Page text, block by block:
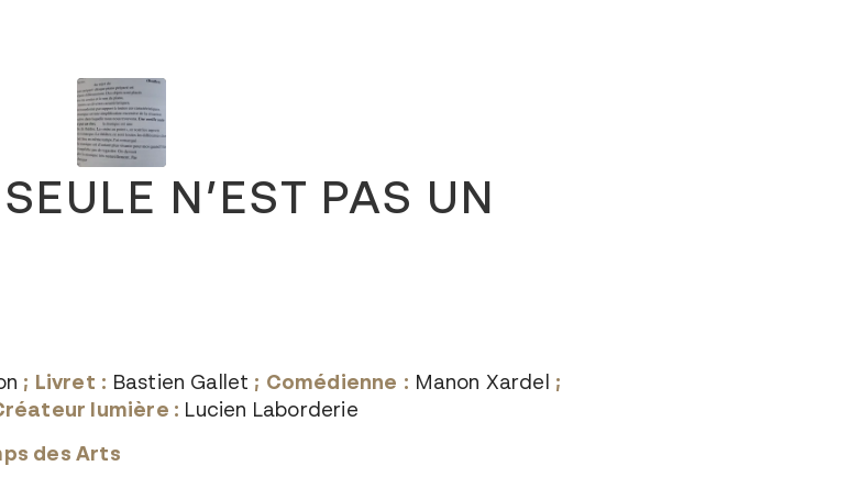
N’EST PAS UN
; Livret : Bastien Gallet ; Comédienne : Manon Xardel ;
lumière : Lucien Laborderie
des Arts